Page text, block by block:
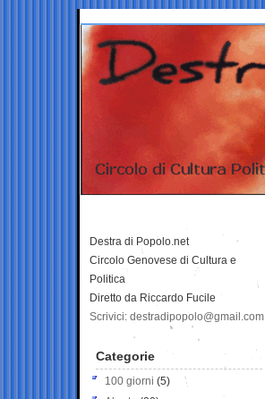
Destra di Popolo.net
Circolo Genovese di Cultura e
Politica
Diretto da Riccardo Fucile
Scrivici: destradipopolo@gmail.com
Categorie
100 giorni (5)